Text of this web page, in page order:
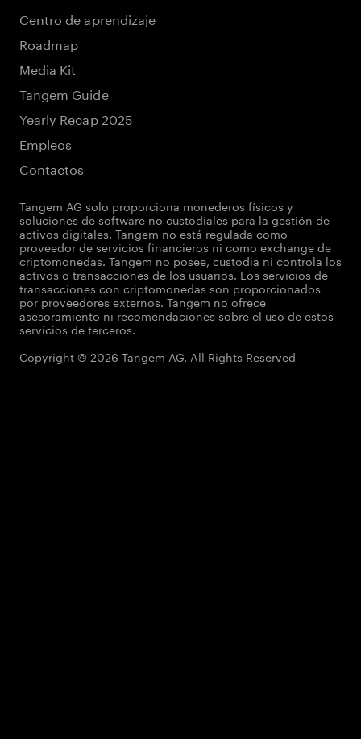
Centro de aprendizaje
Roadmap
Media Kit
Tangem Guide
Yearly Recap 2025
Empleos
Contactos
Tangem AG solo proporciona monederos físicos y
soluciones de software no custodiales para la gestión de
activos digitales. Tangem no está regulada como
proveedor de servicios financieros ni como exchange de
criptomonedas. Tangem no posee, custodia ni controla los
activos o transacciones de los usuarios. Los servicios de
transacciones con criptomonedas son proporcionados
por proveedores externos. Tangem no ofrece
asesoramiento ni recomendaciones sobre el uso de estos
servicios de terceros.